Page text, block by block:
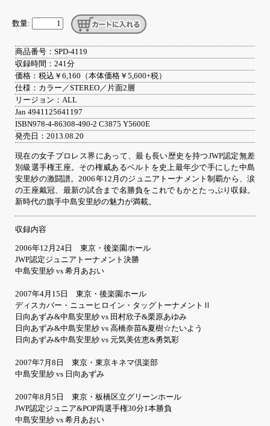
数量:
商品番号：SPD-4119
収録時間：241分
価格：税込￥6,160（本体価格￥5,600+税）
仕様：カラー／STEREO／片面2層
リージョン：ALL
Jan 4941125641197
ISBN978-4-86308-490-2 C3875 Y5600E
発売日：2013.08.20
現在の女子プロレス界にあって、最も長い歴史を持つJWP認定無差
別級選手権王座。その権威あるベルトを史上最年少で手にした中島
安里紗の激闘譜。2006年12月のジュニアトーナメント制覇から、涙
の王座戴冠、最新の試合まで名勝負をこれでもかとたっぷり収録。
新時代の旗手中島安里紗の魅力が満載。
収録内容
2006年12月24日 東京・後楽園ホール
JWP認定ジュニアトーナメント決勝
中島安里紗 vs 希月あおい
2007年4月15日 東京・後楽園ホール
ディスカバー・ニューヒロイン・タッグトーナメントⅡ
日向あずみ&中島安里紗 vs 田村欣子&栗原あゆみ
日向あずみ&中島安里紗 vs 高橋奈苗&夏樹☆たいよう
日向あずみ&中島安里紗 vs 元気美佐恵&勇気彩
2007年7月8日 東京・東京キネマ倶楽部
中島安里紗 vs 日向あずみ
2007年8月5日 東京・板橋区立グリーンホール
JWP認定ジュニア&POP両選手権30分1本勝負
中島安里紗 vs 希月あおい